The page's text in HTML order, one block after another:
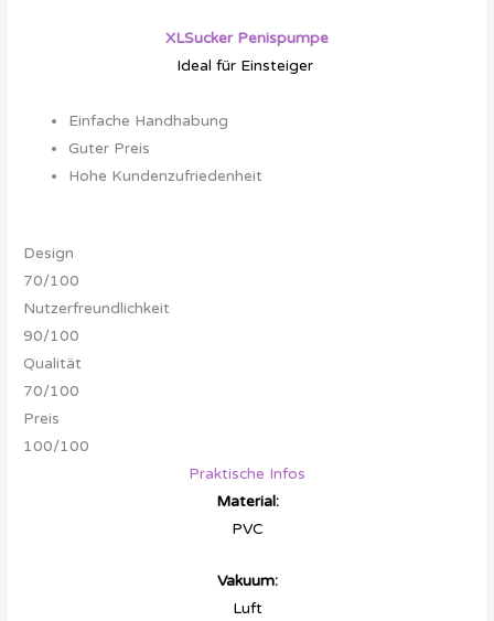
XLSucker Penispumpe
Ideal für Einsteiger
Einfache Handhabung
Guter Preis
Hohe Kundenzufriedenheit
Design
70/100
Nutzerfreundlichkeit
90/100
Qualität
70/100
Preis
100/100
Praktische Infos
Material:
PVC
Vakuum:
Luft